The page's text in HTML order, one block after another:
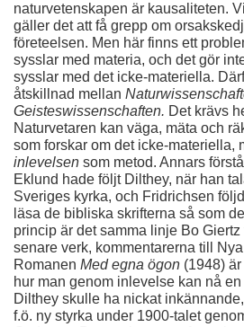
naturvetenskapen är kausaliteten.
gäller det att få grepp om
företeelsen. Men här finns ett
sysslar med materia, och det gör
sysslar med det icke-materiella.
åtskillnad mellan
Geisteswissenschaften. Det krävs
Naturvetaren kan väga, mäta och
inlevelsen som metod. Annars
Eklund hade följt Dilthey, när han
Sveriges kyrka, och Fridrichsen
läsa de bibliska skrifterna så som
princip är det samma linje Bo
senare verk, kommentarerna till
Romanen Med egna ögon (1948)
hur man genom inlevelse kan nå
Dilthey skulle ha nickat
f.ö. ny styrka under 1900-talet